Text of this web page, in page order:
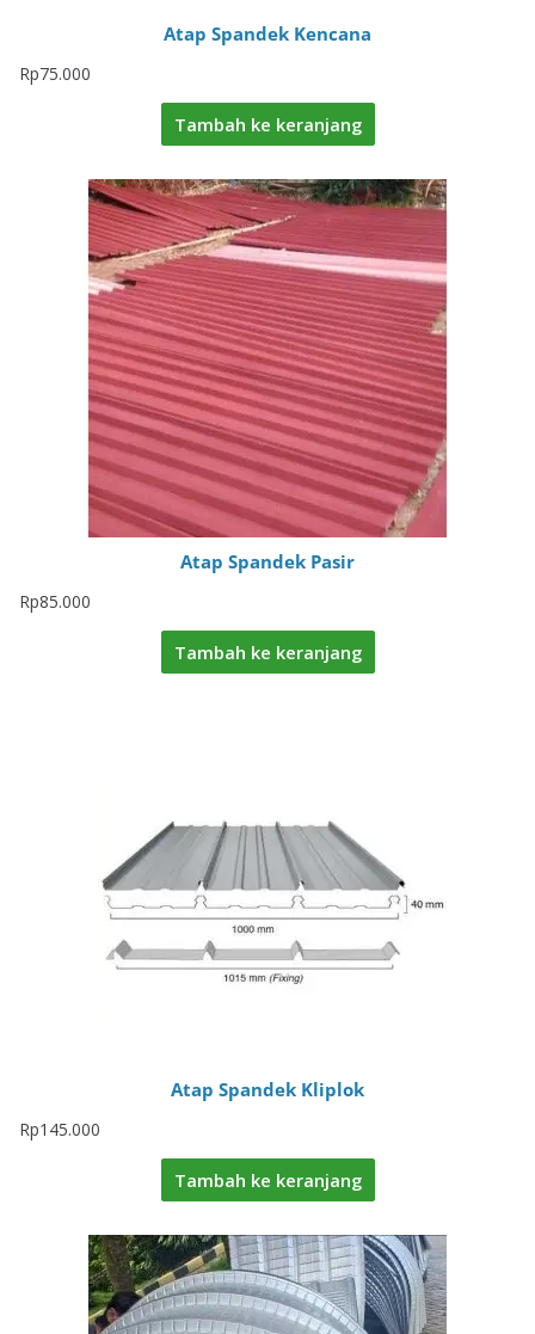
Atap Spandek Kencana
Rp75.000
Tambah ke keranjang
Atap Spandek Pasir
Rp85.000
Tambah ke keranjang
Atap Spandek Kliplok
Rp145.000
Tambah ke keranjang